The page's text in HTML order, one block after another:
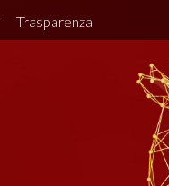
Trasparenza